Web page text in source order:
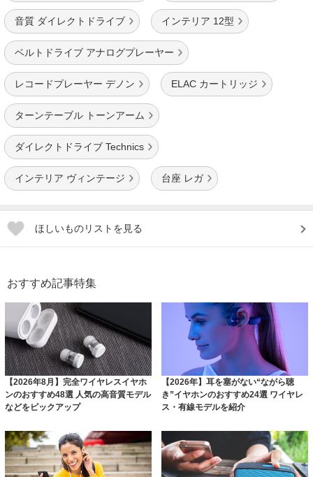
音質 ダイレクトドライブ インテリア 12型
ベルトドライブ アナログプレーヤー
レコードプレーヤー デノン ELAC カートリッジ
ターンテーブル トーンアーム
ダイレクトドライブ Technics
インテリア ヴィンテージ 台座 レガ
ほしいものリストを見る
おすすめ記事特集
【2026年8月】完全ワイヤレスイヤホ
ンのおすすめ48選 人気の高音質モデル
などをピックアップ
【2026年】耳を塞がない“ながら聴
き”イヤホンのおすすめ24選 ワイヤレ
ス・有線モデルを紹介